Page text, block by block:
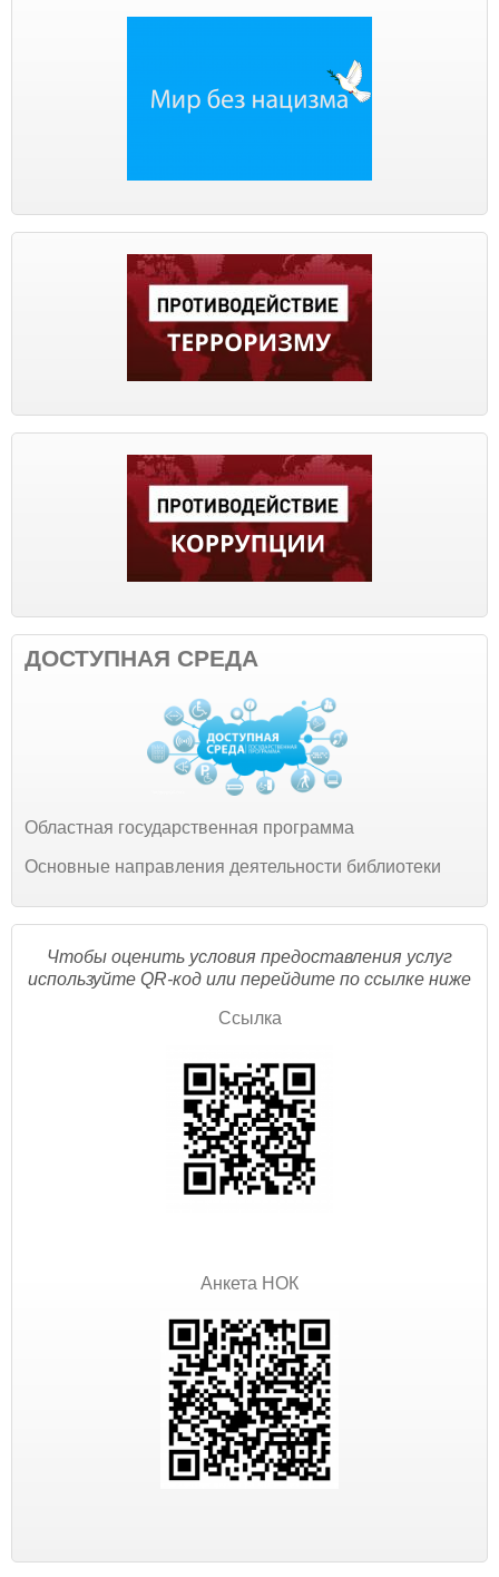
ДОСТУПНАЯ СРЕДА
Областная государственная программа
Основные направления деятельности библиотеки
Чтобы оценить условия предоставления услуг
используйте QR-код или перейдите по ссылке ниже
Ссылка
Анкета НОК